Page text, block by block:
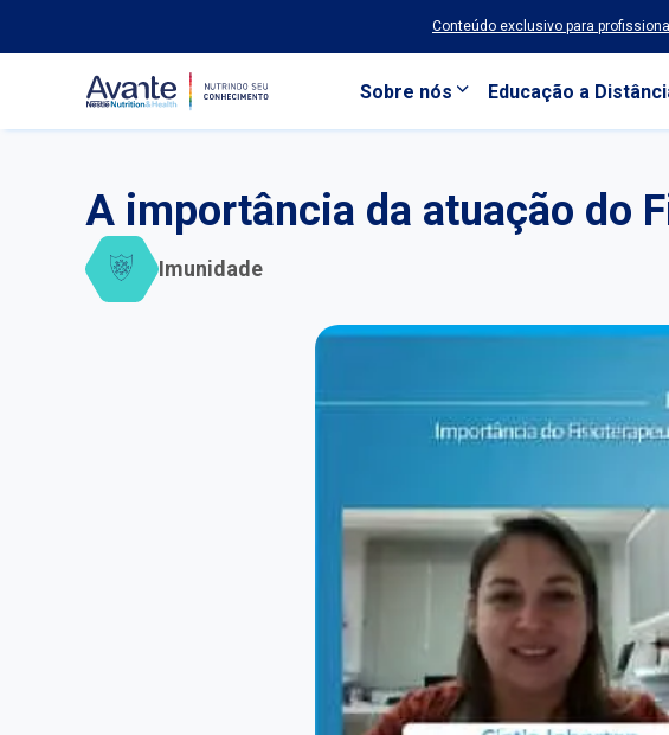
Conteúdo exclusivo para
Sobre nós Educação a
A importância da atuação do
Imunidade